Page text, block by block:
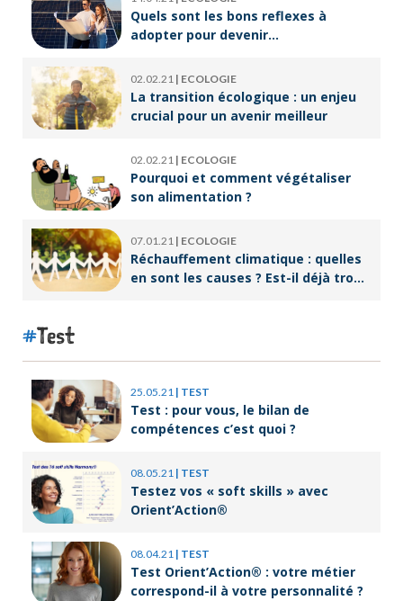
Quels sont les bons reflexes à
adopter pour devenir
02.02.21 | ECOLOGIE
La transition écologique : un enjeu
crucial pour un avenir meilleur
02.02.21 | ECOLOGIE
Pourquoi et comment végétaliser
son alimentation ?
07.01.21 | ECOLOGIE
Réchauffement climatique : quelles
en sont les causes ? Est-il déjà trop
Test
25.05.21 | TEST
Test : pour vous, le bilan de
compétences c’est quoi ?
08.05.21 | TEST
Testez vos « soft skills » avec
Orient’Action®
08.04.21 | TEST
Test Orient’Action® : votre métier
correspond-il à votre personnalité ?